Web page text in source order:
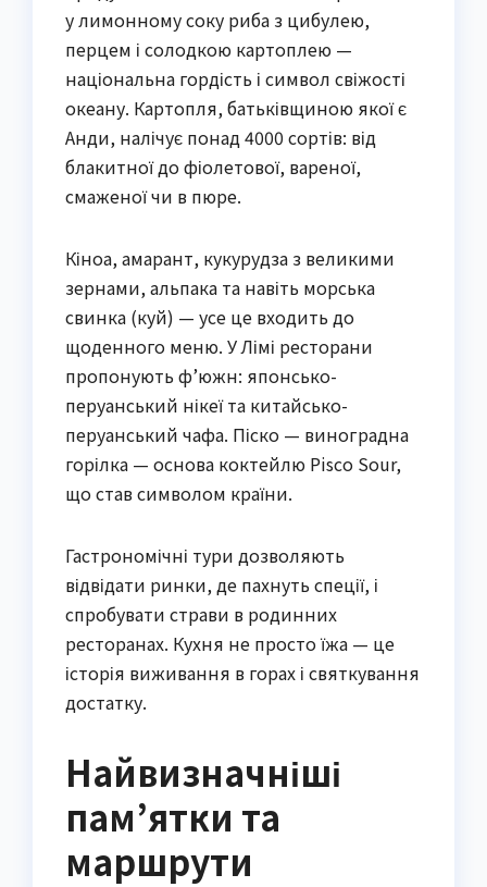
у лимонному соку риба з цибулею,
перцем і солодкою картоплею —
національна гордість і символ свіжості
океану. Картопля, батьківщиною якої є
Анди, налічує понад 4000 сортів: від
блакитної до фіолетової, вареної,
смаженої чи в пюре.
Кіноа, амарант, кукурудза з великими
зернами, альпака та навіть морська
свинка (куй) — усе це входить до
щоденного меню. У Лімі ресторани
пропонують ф’южн: японсько-
перуанський нікеї та китайсько-
перуанський чафа. Піско — виноградна
горілка — основа коктейлю Pisco Sour,
що став символом країни.
Гастрономічні тури дозволяють
відвідати ринки, де пахнуть спеції, і
спробувати страви в родинних
ресторанах. Кухня не просто їжа — це
історія виживання в горах і святкування
достатку.
Найвизначніші
пам’ятки та
маршрути